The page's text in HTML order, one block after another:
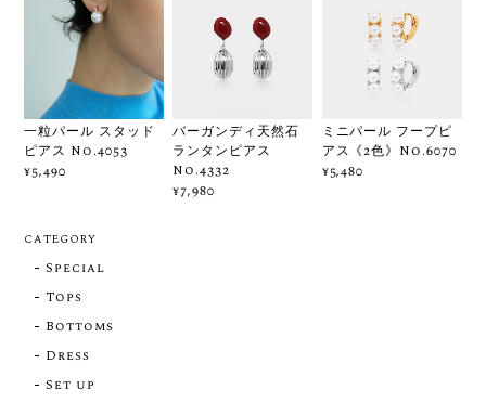
一粒パール スタッド
ピアス No.4053
¥5,490
バーガンディ天然石
ランタンピアス
No.4332
¥7,980
ミニパール フープピ
アス《2色》No.6070
¥5,480
CATEGORY
Special
Tops
Bottoms
Dress
Set up